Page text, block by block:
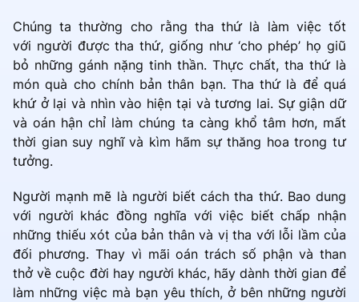
Chúng ta thường cho rằng tha thứ là làm việc tốt
với người được tha thứ, giống như ‘cho phép’ họ giũ
bỏ những gánh nặng tinh thần. Thực chất, tha thứ là
món quà cho chính bản thân bạn. Tha thứ là để quá
khứ ở lại và nhìn vào hiện tại và tương lai. Sự giận dữ
và oán hận chỉ làm chúng ta càng khổ tâm hơn, mất
thời gian suy nghĩ và kìm hãm sự thăng hoa trong tư
tưởng.
Người mạnh mẽ là người biết cách tha thứ. Bao dung
với người khác đồng nghĩa với việc biết chấp nhận
những thiếu xót của bản thân và vị tha với lỗi lầm của
đối phương. Thay vì mãi oán trách số phận và than
thở về cuộc đời hay người khác, hãy dành thời gian để
làm những việc mà bạn yêu thích, ở bên những người